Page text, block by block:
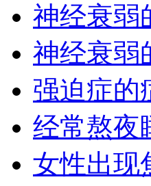
神经衰弱
神经衰弱
强迫症的
经常熬夜
女性出现